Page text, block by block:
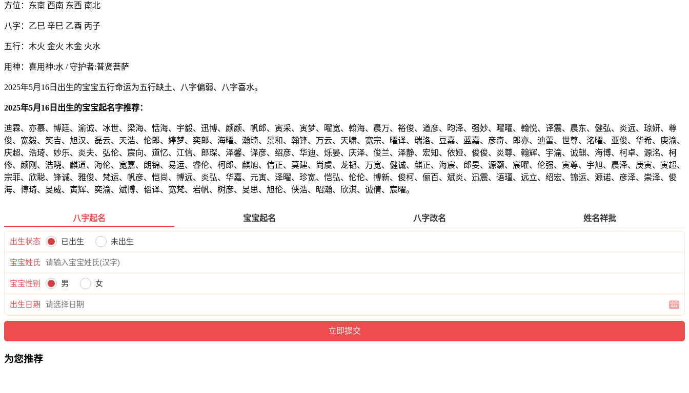
方位：东南 西南 东西 南北
八字：乙巳 辛巳 乙酉 丙子
五行：木火 金火 木金 火水
用神：喜用神:水 / 守护者:普贤菩萨
2025年5月16日出生的宝宝五行命运为五行缺土、八字偏弱、八字喜水。
2025年5月16日出生的宝宝起名字推荐：
迪霖、亦慕、博廷、渝诚、冰世、梁海、恬海、宇毅、迅博、颜颜、帆郎、寅采、寅梦、曜宽、翰海、晨万、裕俊、道彦、昀泽、强妙、曜曜、翰悦、译震、晨东、健弘、炎远、琼妍、尊
俊、宽毅、笑吉、旭汉、磊云、天浩、伦郎、婷梦、奕郎、海曜、瀚琦、景和、翰锋、万云、天啸、宽宗、曜译、瑞洛、豆嘉、蓝嘉、彦奇、郎亦、迪蕾、世尊、洺曜、亚俊、华希、庚渝、
庆超、浩琦、妙乐、炎夫、弘伦、宸向、道忆、江信、郎琛、泽馨、译彦、绍彦、华迪、烁晏、庆泽、俊兰、泽静、宏知、依娅、俊俊、炎尊、翰辉、宇渝、诚麒、海博、柯卓、源洺、柯
修、颜刚、浩晓、麒道、海伦、宽嘉、朗锦、易运、睿伦、柯郎、麒旭、信正、莫建、尚虞、龙韬、万宽、健诚、麒正、海宸、郎旻、源灏、宸曜、伦强、寅尊、宇旭、晨泽、庚寅、寅超、
宗菲、欣聪、锋诚、雅俊、梵运、帆彦、恺尚、博远、炎弘、华嘉、元寅、泽曜、珍宽、恺弘、伦伦、博新、俊柯、俪百、斌炎、迅震、语瑾、远立、绍宏、锦运、源诺、彦泽、崇泽、俊
海、博琦、旻威、寅辉、奕渝、斌博、韬译、宽梵、岩帆、树彦、旻思、旭伦、侠浩、昭瀚、欣淇、诚倩、宸曜。
八字起名 宝宝起名 八字改名 姓名祥批
出生状态 已出生 未出生
宝宝姓氏
宝宝性别 男 女
出生日期
为您推荐